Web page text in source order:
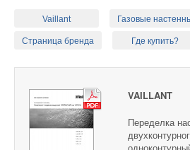
Vaillant Газовые
Страница бренда Где купить?
VAILLANT
Переделка